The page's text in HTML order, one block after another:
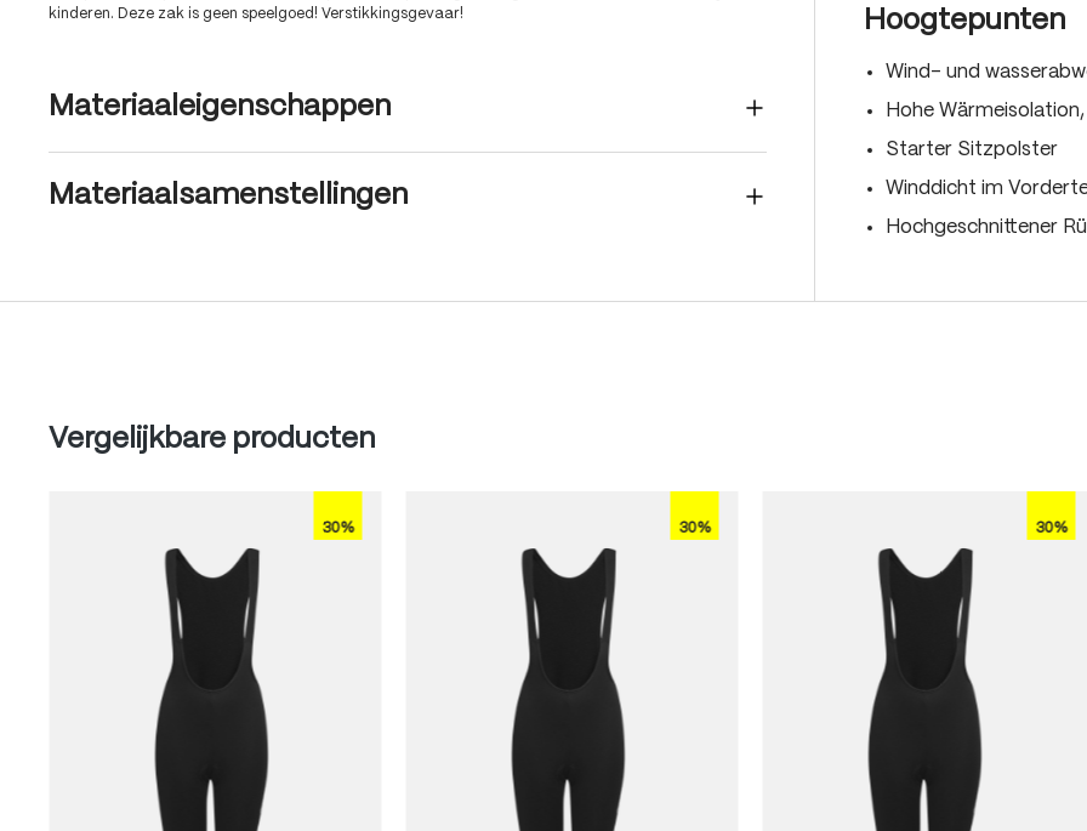
kinderen. Deze zak is geen speelgoed! Verstikkingsgevaar!
Materiaaleigenschappen
Materiaalsamenstellingen
Hoogtepunten
Wind- und
Hohe
Starter Sitzpolster
Winddicht im
Hochgeschnittener
Produktgalerie überspringen
Vergelijkbare producten
30% 30% 30%